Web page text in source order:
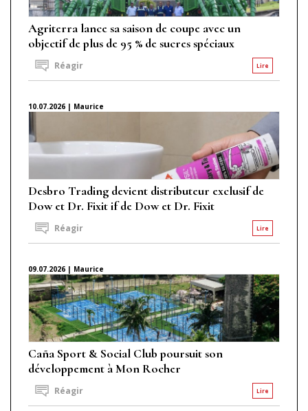
Agriterra lance sa saison de coupe avec un
objectif de plus de 95 % de sucres spéciaux
Lire
Réagir
10.07.2026 | Maurice
Desbro Trading devient distributeur exclusif de
Dow et Dr. Fixit if de Dow et Dr. Fixit
Lire
Réagir
09.07.2026 | Maurice
Caña Sport & Social Club poursuit son
développement à Mon Rocher
Lire
Réagir